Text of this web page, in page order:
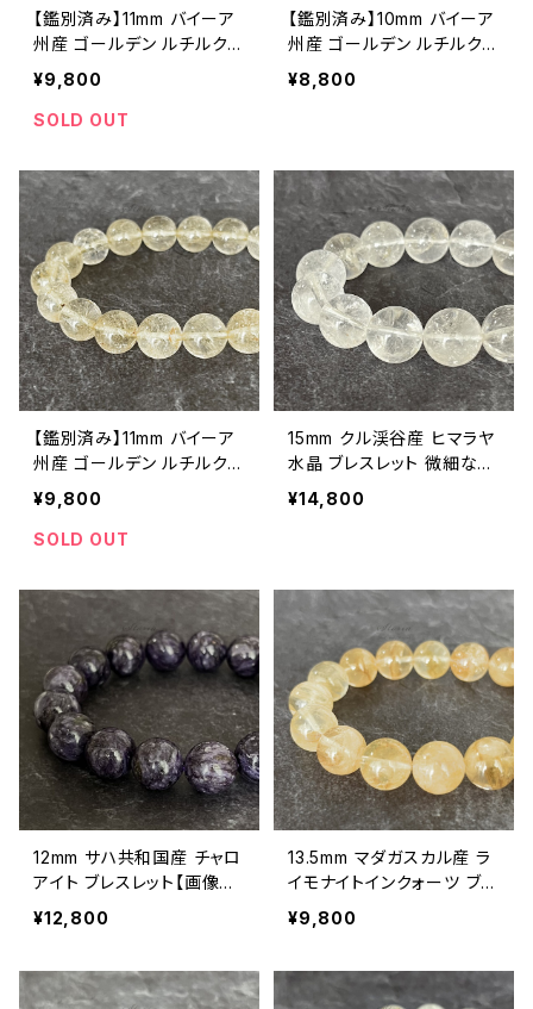
【鑑別済み】11mm バイーア
州産 ゴールデン ルチルクォ
ーツ ブレスレット【画像現
物・RT03】
¥9,800
SOLD OUT
【鑑別済み】10mm バイーア
州産 ゴールデン ルチルクォ
ーツ ブレスレット【画像現
物・RT02】
¥8,800
【鑑別済み】11mm バイーア
州産 ゴールデン ルチルクォ
ーツ ブレスレット【鑑別済
み・画像現物・RT01】
¥9,800
SOLD OUT
15mm クル渓谷産 ヒマラヤ
水晶 ブレスレット 微細な
虹・ライモナイト入り【画像
現物】
¥14,800
12mm サハ共和国産 チャロ
アイト ブレスレット【画像現
物】
¥12,800
13.5mm マダガスカル産 ラ
イモナイトインクォーツ ブレ
スレット【画像現物】
¥9,800